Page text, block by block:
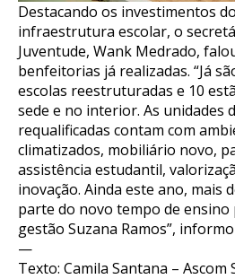
Destacando os investimentos
infraestrutura escolar, o
Juventude, Wank Medrado,
benfeitorias já realizadas. “Já
escolas reestruturadas e 10
sede e no interior. As unidades
requalificadas contam com
climatizados, mobiliário novo,
assistência estudantil,
inovação. Ainda este ano, mais
parte do novo tempo de
gestão Suzana Ramos”,
—
Texto: Camila Santana – Ascom